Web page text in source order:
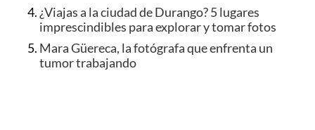
¿Viajas a la ciudad de Durango? 5 lugares
imprescindibles para explorar y tomar fotos
Mara Güereca, la fotógrafa que enfrenta un
tumor trabajando